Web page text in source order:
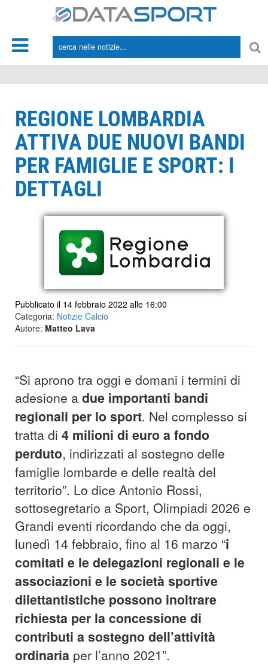
REGIONE LOMBARDIA
ATTIVA DUE NUOVI BANDI
PER FAMIGLIE E SPORT: I
DETTAGLI
Pubblicato il 14 febbraio 2022 alle 16:00
Categoria: Notizie Calcio
Autore: Matteo Lava
“Si aprono tra oggi e domani i termini di
adesione a due importanti bandi
regionali per lo sport. Nel complesso si
tratta di 4 milioni di euro a fondo
perduto, indirizzati al sostegno delle
famiglie lombarde e delle realtà del
territorio”. Lo dice Antonio Rossi,
sottosegretario a Sport, Olimpiadi 2026 e
Grandi eventi ricordando che da oggi,
lunedì 14 febbraio, fino al 16 marzo “i
comitati e le delegazioni regionali e le
associazioni e le società sportive
dilettantistiche possono inoltrare
richiesta per la concessione di
contributi a sostegno dell’attività
ordinaria per l’anno 2021”.